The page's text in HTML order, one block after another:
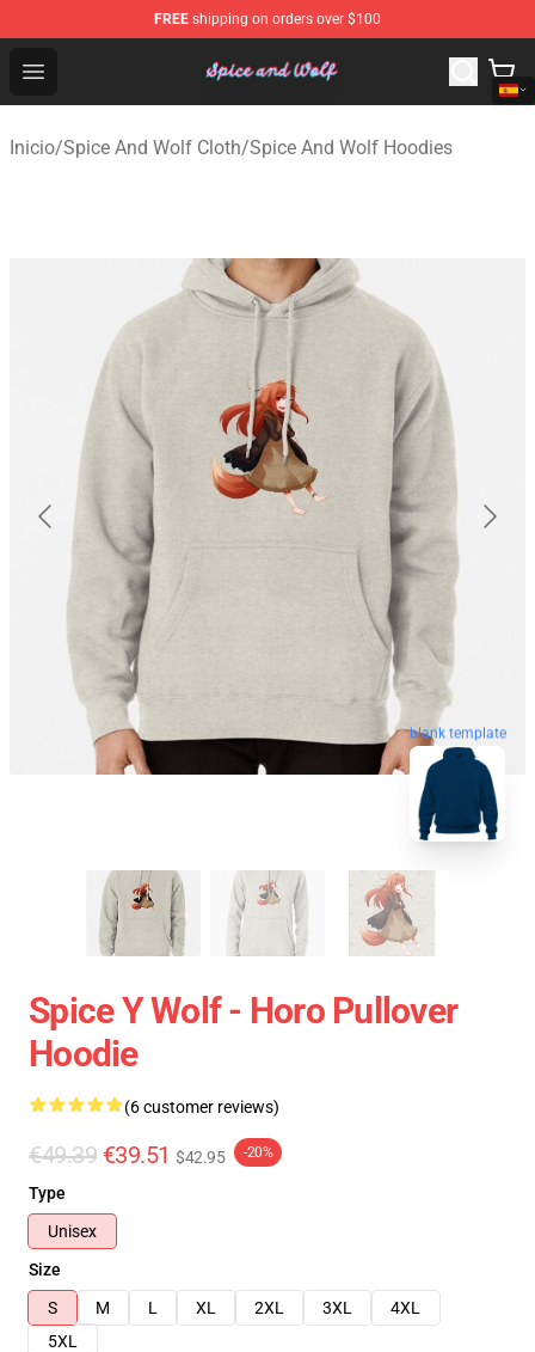
FREE shipping on orders over $100
Open menu
Spice And Wolf Store - Official Spice And Wolf
Inicio/Spice And Wolf Cloth/Spice And Wolf Hoodies
blank template
Spice Y Wolf - Horo Pullover
Hoodie
(6 customer reviews)
€49.39 €39.51 $42.95 -20%
Type
Unisex
Size
S
M L XL 2XL 3XL
4XL
5XL